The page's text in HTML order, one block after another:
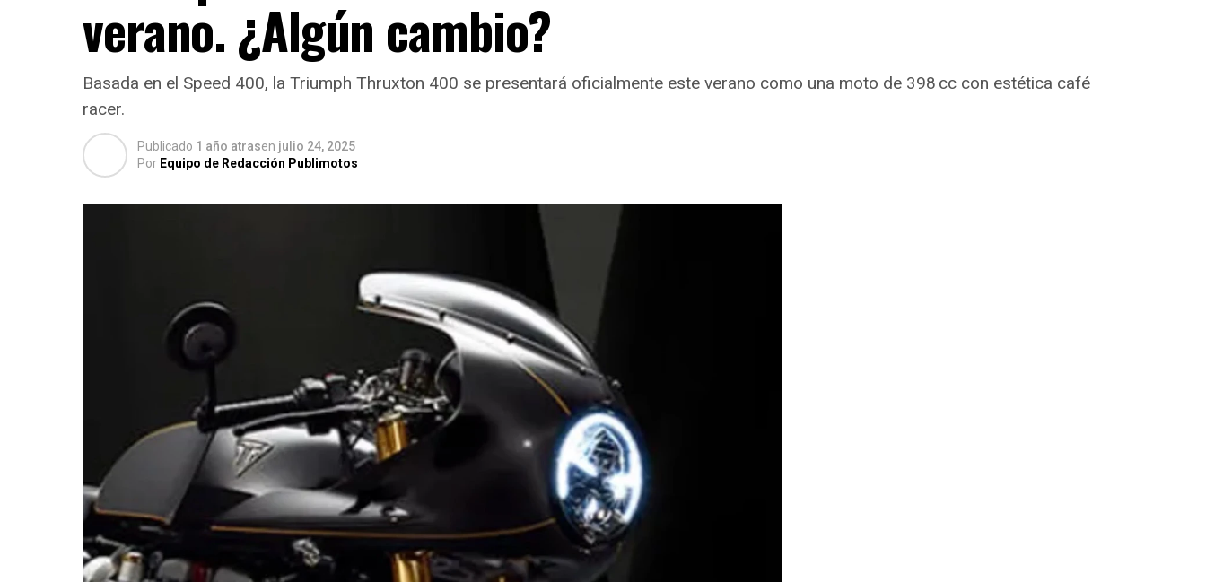
verano. ¿Algún cambio?
Basada en el Speed 400, la Triumph Thruxton 400 se presentará oficialmente este verano como una moto de 398 cc con estética café
racer.
Publicado 1 año atrasen julio 24, 2025
Por Equipo de Redacción Publimotos